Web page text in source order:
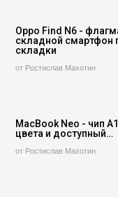
Oppo Find N6 -
складной смартфон
складки
от Ростислав Махотин
MacBook Neo - чип
цвета и доступный…
от Ростислав Махотин